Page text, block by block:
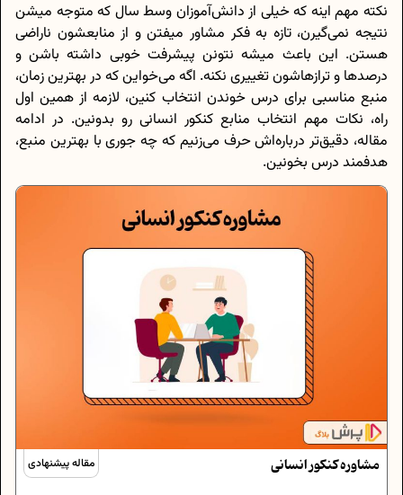
نکته مهم اینه که خیلی‌ از دانش‌آموزان وسط سال که متوجه میشن
نتیجه نمی‌گیرن، تازه به فکر مشاور میفتن و از منابعشون ناراضی
هستن. این باعث میشه نتونن پیشرفت خوبی داشته باشن و
درصدها و ترازهاشون تغییری نکنه. اگه می‌خواین که در بهترین زمان،
منبع مناسبی برای درس خوندن انتخاب کنین، لازمه از همین اول
راه، نکات مهم انتخاب منابع کنکور انسانی رو بدونین. در ادامه
مقاله، دقیق‌تر درباره‌اش حرف می‌زنیم که چه جوری با بهترین منبع،
هدفمند درس بخونین.
مقاله پیشنهادی مشاوره کنکور انسانی